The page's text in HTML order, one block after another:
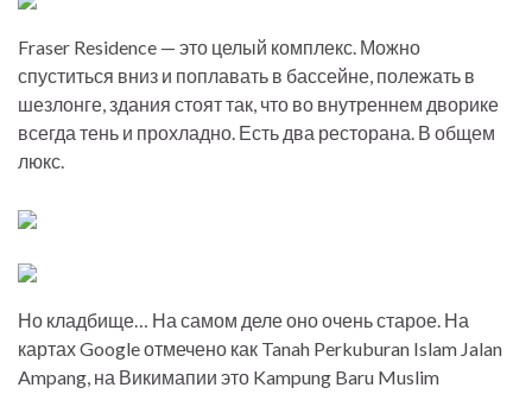
Fraser Residence — это целый комплекс. Можно
спуститься вниз и поплавать в бассейне, полежать в
шезлонге, здания стоят так, что во внутреннем дворике
всегда тень и прохладно. Есть два ресторана. В общем
люкс.
Но кладбище… На самом деле оно очень старое. На
картах Google отмечено как Tanah Perkuburan Islam Jalan
Ampang, на Викимапии это Kampung Baru Muslim